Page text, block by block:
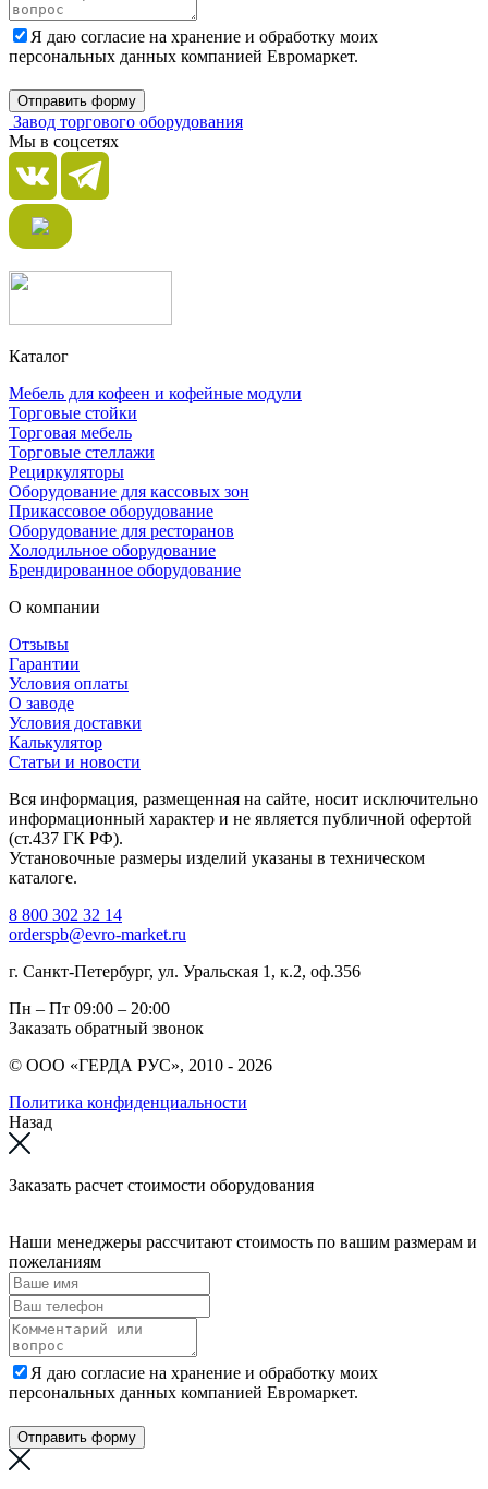
Я даю согласие на хранение и обработку моих
персональных данных компанией Евромаркет.
Отправить форму
Завод торгового оборудования
Мы в соцсетях
Каталог
Мебель для кофеен и кофейные модули
Торговые стойки
Торговая мебель
Торговые стеллажи
Рециркуляторы
Оборудование для кассовых зон
Прикассовое оборудование
Оборудование для ресторанов
Холодильное оборудование
Брендированное оборудование
О компании
Отзывы
Гарантии
Условия оплаты
О заводе
Условия доставки
Калькулятор
Статьи и новости
Вся информация, размещенная на сайте, носит исключительно
информационный характер и не является публичной офертой
(ст.437 ГК РФ).
Установочные размеры изделий указаны в техническом
каталоге.
8 800 302 32 14
orderspb@evro-market.ru
г. Санкт-Петербург, ул. Уральская 1, к.2, оф.356
Пн – Пт 09:00 – 20:00
Заказать обратный звонок
© ООО «ГЕРДА РУС», 2010 - 2026
Политика конфиденциальности
Назад
Заказать расчет стоимости оборудования
Наши менеджеры рассчитают стоимость по вашим размерам и
пожеланиям
Я даю согласие на хранение и обработку моих
персональных данных компанией Евромаркет.
Отправить форму